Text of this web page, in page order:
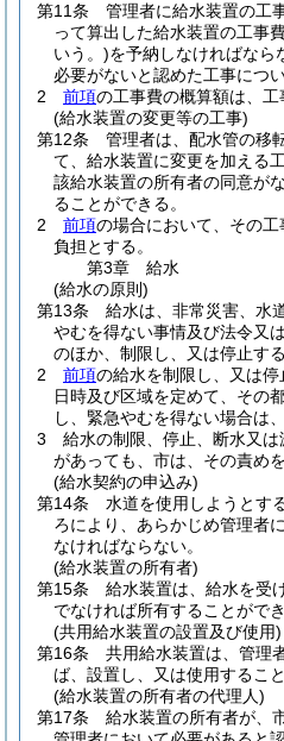
第11条
管理者に給水装置の工
って算出した給水装置の工事
いう。)を予納しなければなら
必要がないと認めた工事につ
2
前項の工事費の概算額は、工
(給水装置の変更等の工事)
第12条
管理者は、配水管の移
て、給水装置に変更を加える
該給水装置の所有者の同意が
ることができる。
2
前項の場合において、その
負担とする。
第3章
給水
(給水の原則)
第13条
給水は、非常災害、水
やむを得ない事情及び法令又
のほか、制限し、又は停止す
2
前項の給水を制限し、又は
日時及び区域を定めて、その
し、緊急やむを得ない場合は
3
給水の制限、停止、断水又
があっても、市は、その責め
(給水契約の申込み)
第14条
水道を使用しようとす
ろにより、あらかじめ管理者
なければならない。
(給水装置の所有者)
第15条
給水装置は、給水を受
でなければ所有することができ
(共用給水装置の設置及び使用)
第16条
共用給水装置は、管理
ば、設置し、又は使用するこ
(給水装置の所有者の代理人)
第17条
給水装置の所有者が、